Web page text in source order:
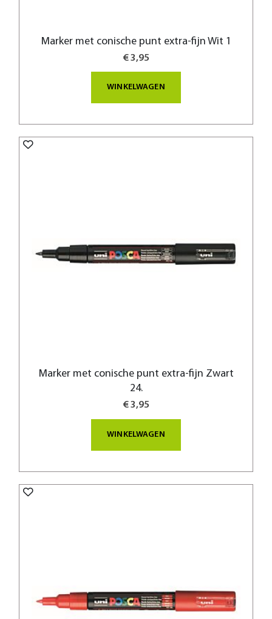
Marker met conische punt extra-fijn Wit 1
€ 3,95
WINKELWAGEN
Marker met conische punt extra-fijn Zwart
24.
€ 3,95
WINKELWAGEN